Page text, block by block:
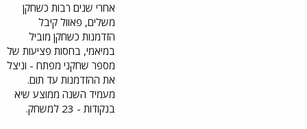
את
החלום
ונבחר
למעמד
היוקר
תי של
ה-
ואנחנו
חוגגים
בפרויי
18. אלפרן שנגון
19. צ'ט הולמגרן
20. ג'יילן ג'ונסון
אחרי שנים רבות כשחקן
משלים, פאוול קיבל
הזדמנות כשחקן מוביל
במיאמי, בחסות פציעות של
מספר שחקני מפתח - וניצל
את ההזדמנות עד תום.
מעמיד השנה ממוצע שיא
בנקודות - 23 למשחק.